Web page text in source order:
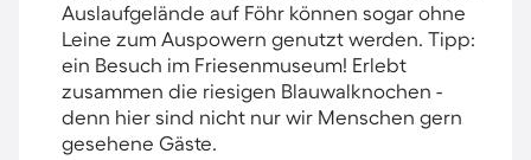
Auslaufgelände auf Föhr können sogar ohne
Leine zum Auspowern genutzt werden. Tipp:
ein Besuch im Friesenmuseum! Erlebt
zusammen die riesigen Blauwalknochen -​
denn hier sind nicht nur wir Menschen gern
gesehene Gäste.